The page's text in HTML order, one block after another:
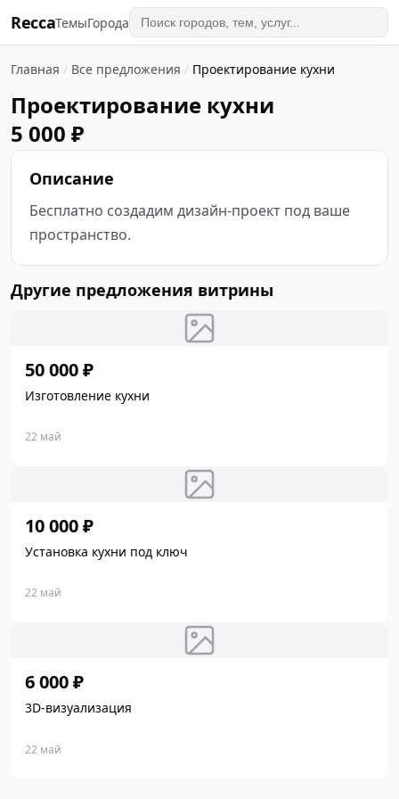
ReccaТемыГорода
Главная / Все предложения / Проектирование кухни
Проектирование кухни
5 000 ₽
Описание
Бесплатно создадим дизайн-проект под ваше
пространство.
Другие предложения витрины
50 000 ₽
Изготовление кухни
22 май
10 000 ₽
Установка кухни под ключ
22 май
6 000 ₽
3D-визуализация
22 май